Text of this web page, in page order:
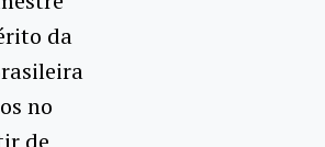
da
no